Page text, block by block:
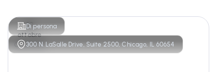
Di persona
300 N. LaSalle Drive, Suite 2500, Chicago, IL 60654
29
ottobre
ORE 12:00